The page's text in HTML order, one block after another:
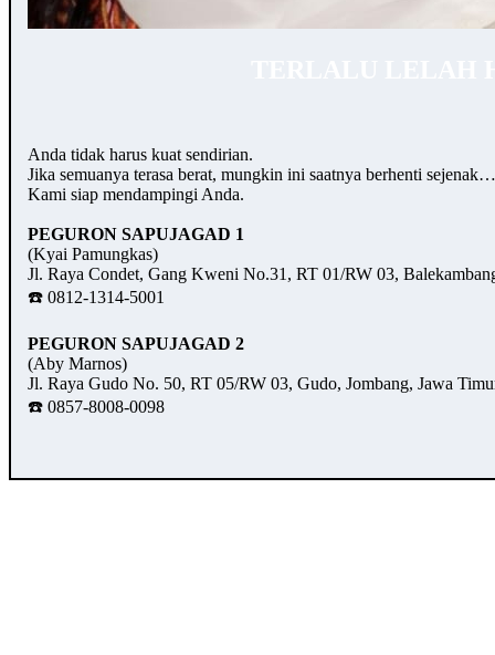
Anda tidak harus kuat sendirian.
Jika semuanya terasa berat, mungkin ini saatnya berhenti
Kami siap mendampingi Anda.
PEGURON SAPUJAGAD 1
(Kyai Pamungkas)
Jl. Raya Condet, Gang Kweni No.31, RT 01/RW 03,
☎️ 0812-1314-5001
PEGURON SAPUJAGAD 2
(Aby Marnos)
Jl. Raya Gudo No. 50, RT 05/RW 03, Gudo, Jombang, Jawa
☎️ 0857-8008-0098